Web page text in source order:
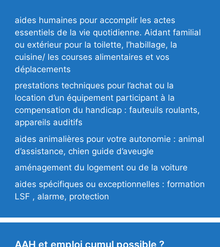
aides humaines pour accomplir les actes
essentiels de la vie quotidienne. Aidant familial
ou extérieur pour la toilette, l’habillage, la
cuisine/ les courses alimentaires et vos
déplacements
prestations techniques pour l’achat ou la
location d’un équipement participant à la
compensation du handicap : fauteuils roulants,
appareils auditifs
aides animalières pour votre autonomie : animal
d’assistance, chien guide d’aveugle
aménagement du logement ou de la voiture
aides spécifiques ou exceptionnelles : formation
LSF , alarme, protection
AAH et emploi cumul possible ?